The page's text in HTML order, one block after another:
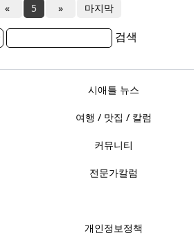
« 5 » 마지막
검색
시애틀 뉴스
여행 / 맛집 / 칼럼
커뮤니티
전문가칼럼
개인정보정책